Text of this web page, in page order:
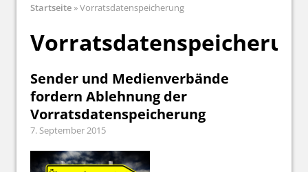
Startseite»Vorratsdatenspeicherung
Sender und Medienverbände
fordern Ablehnung der
Vorratsdatenspeicherung
7. September 2015